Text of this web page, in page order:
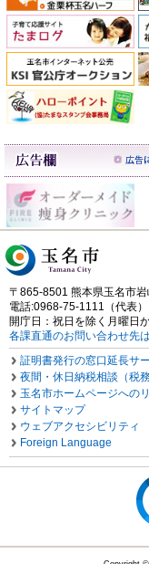
〒865-8501 熊本県玉名市
電話:0968-75-1111（代表）
開庁日：祝日を除く月曜日
各課直通のお問い合わせ先
証明書発行の窓口延長サ
夜間・休日納税相談（税務
玉名市ホームページへの
サイトマップ
ウェブアクセシビリティ
Foreign Language